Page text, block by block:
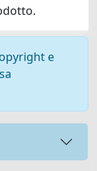
e